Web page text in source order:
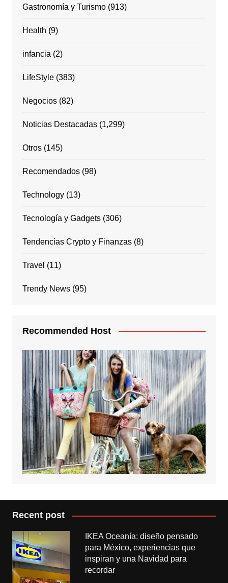
Gastronomía y Turismo(913)
Health (9)
infancia (2)
LifeStyle(383)
Negocios(82)
Noticias Destacadas(1,299)
Otros(145)
Recomendados(98)
Technology(13)
Tecnología y Gadgets(306)
Tendencias Crypto y Finanzas(8)
Travel (11)
Trendy News(95)
Recommended Host
Recent post
IKEA Oceanía: diseño pensado
para México, experiencias que
inspiran y una Navidad para
recordar